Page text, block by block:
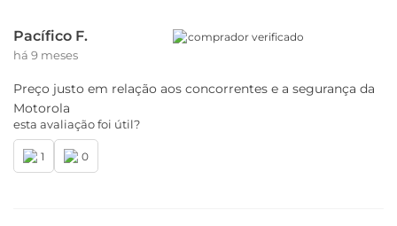
Pacífico F.
há 9 meses
comprador verificado
Preço justo em relação aos concorrentes e a segurança da
Motorola
esta avaliação foi útil?
1 0